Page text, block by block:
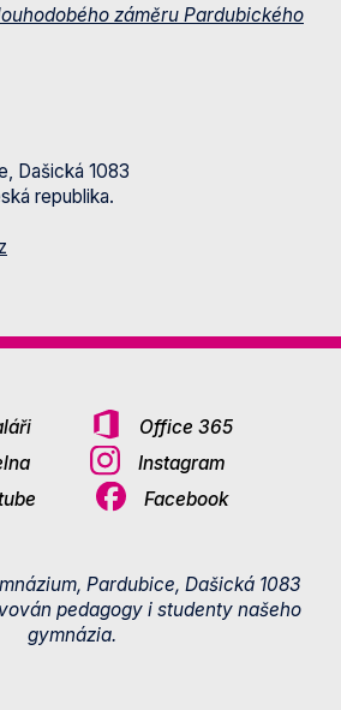
záměru Pardubického
Dašická 1083
republika.
Office 365
Instagram
Facebook
Pardubice, Dašická 1083
pedagogy i studenty našeho
gymnázia.